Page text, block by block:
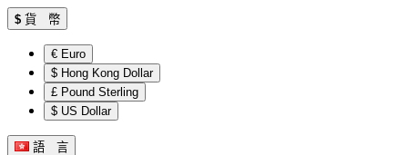
$ 貨 幣
€ Euro
$ Hong Kong Dollar
£ Pound Sterling
$ US Dollar
語 言